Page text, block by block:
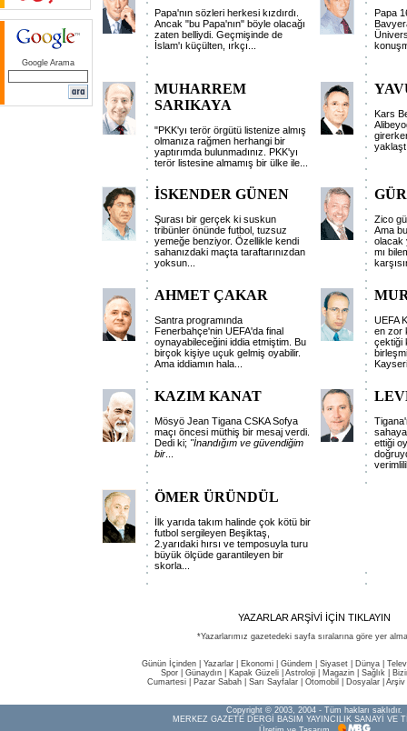
Google Arama
Papa'nın sözleri herkesi kızdırdı.
Ancak "bu Papa'nın" böyle olacağı
zaten belliydi. Geçmişinde de
İslam'ı küçülten, ırkçı...
Papa
MUHARREM
SARIKAYA
"PKK'yı terör örgütü listenize almış
olmanıza rağmen herhangi bir
yaptırımda bulunmadınız. PKK'yı
terör listesine almamış bir ülke ile...
Kars
İSKENDER GÜNEN
Şurası bir gerçek ki suskun
tribünler önünde futbol, tuzsuz
yemeğe benziyor. Özellikle kendi
sahanızdaki maçta taraftarınızdan
yoksun...
Zico
Ama
olacak
mı
AHMET ÇAKAR
Santra programında
Fenerbahçe'nin UEFA'da final
oynayabileceğini iddia etmiştim. Bu
birçok kişiye uçuk gelmiş oyabilir.
Ama iddiamın hala...
UEFA
en zor
çektiği
KAZIM KANAT
Mösyö Jean Tigana CSKA Sofya
maçı öncesi müthiş bir mesaj verdi.
Dedi ki; "İnandığım ve güvendiğim
bir
ettiği
ÖMER ÜRÜNDÜL
İlk yarıda takım halinde çok kötü bir
futbol sergileyen Beşiktaş,
2.yarıdaki hırsı ve temposuyla turu
büyük ölçüde garantileyen bir
skorla...
YAZARLAR ARŞİVİ İÇİN TIKLAYIN
*Yazarlarımız gazetedeki sayfa sıralarına göre yer
Günün İçinden Yazarlar Ekonomi Gündem Siyaset Dünya |
Spor
Günaydın Kapak Güzeli Astroloji Magazin Sağlık
Cumartesi
Pazar Sabah Sarı Sayfalar Otomobil Dosyalar Arşiv
Copyright © 2003, 2004 - Tüm hakları saklıdır.
MERKEZ GAZETE DERGİ BASIM YAYINCILIK SANAYİ VE